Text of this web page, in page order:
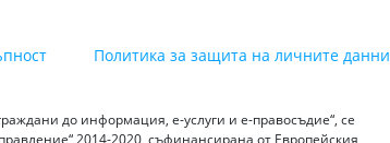
Политика за защита на личните данни
до информация, е-услуги и е-правосъдие“, се